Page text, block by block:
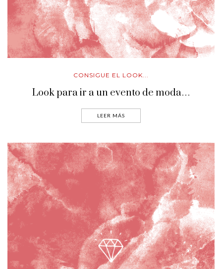
CONSIGUE EL LOOK...
Look para ir a un evento de moda…
LEER MÁS